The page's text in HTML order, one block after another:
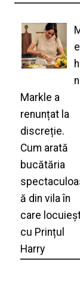
n
Markle a
renunțat la
discreție.
Cum arată
bucătăria
ă din vila în
care
cu Prințul
Harry